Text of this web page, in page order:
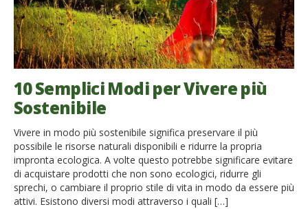
10 Semplici Modi per Vivere più
Sostenibile
Vivere in modo più sostenibile significa preservare il più
possibile le risorse naturali disponibili e ridurre la propria
impronta ecologica. A volte questo potrebbe significare evitare
di acquistare prodotti che non sono ecologici, ridurre gli
sprechi, o cambiare il proprio stile di vita in modo da essere più
attivi. Esistono diversi modi attraverso i quali […]